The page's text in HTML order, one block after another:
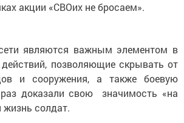
акции «СВОих не бросаем».
являются важным элементом в
позволяющие скрывать от
и сооружения, а также боевую
раз доказали свою значимость «на
жизнь солдат.